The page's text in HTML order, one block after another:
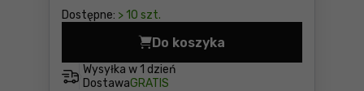
Dostępne: > 10 szt.
Wysyłka w 1 dzień
DostawaGRATIS
Do koszyka
Zestaw narzędzi ręcznych,